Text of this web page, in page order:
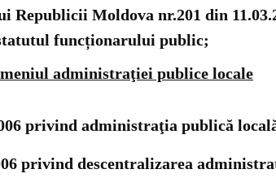
Republicii Moldova nr.201 din
funcționarului public;
administraţiei publice locale
privind administraţia publică
privind descentralizarea